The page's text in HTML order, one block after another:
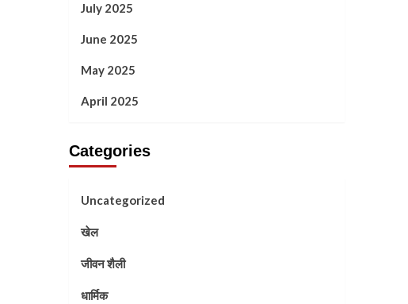
July 2025
June 2025
May 2025
April 2025
Categories
Uncategorized
खेल
जीवन शैली
धार्मिक